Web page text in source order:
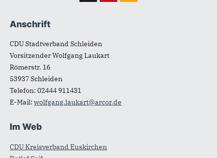
Anschrift
CDU Stadtverband Schleiden
Vorsitzender Wolfgang Laukart
Römerstr. 16
53937Schleiden
Telefon: 02444 911431
E-Mail: wolfgang.laukart@arcor.de
Im Web
CDU Kreisverband Euskirchen